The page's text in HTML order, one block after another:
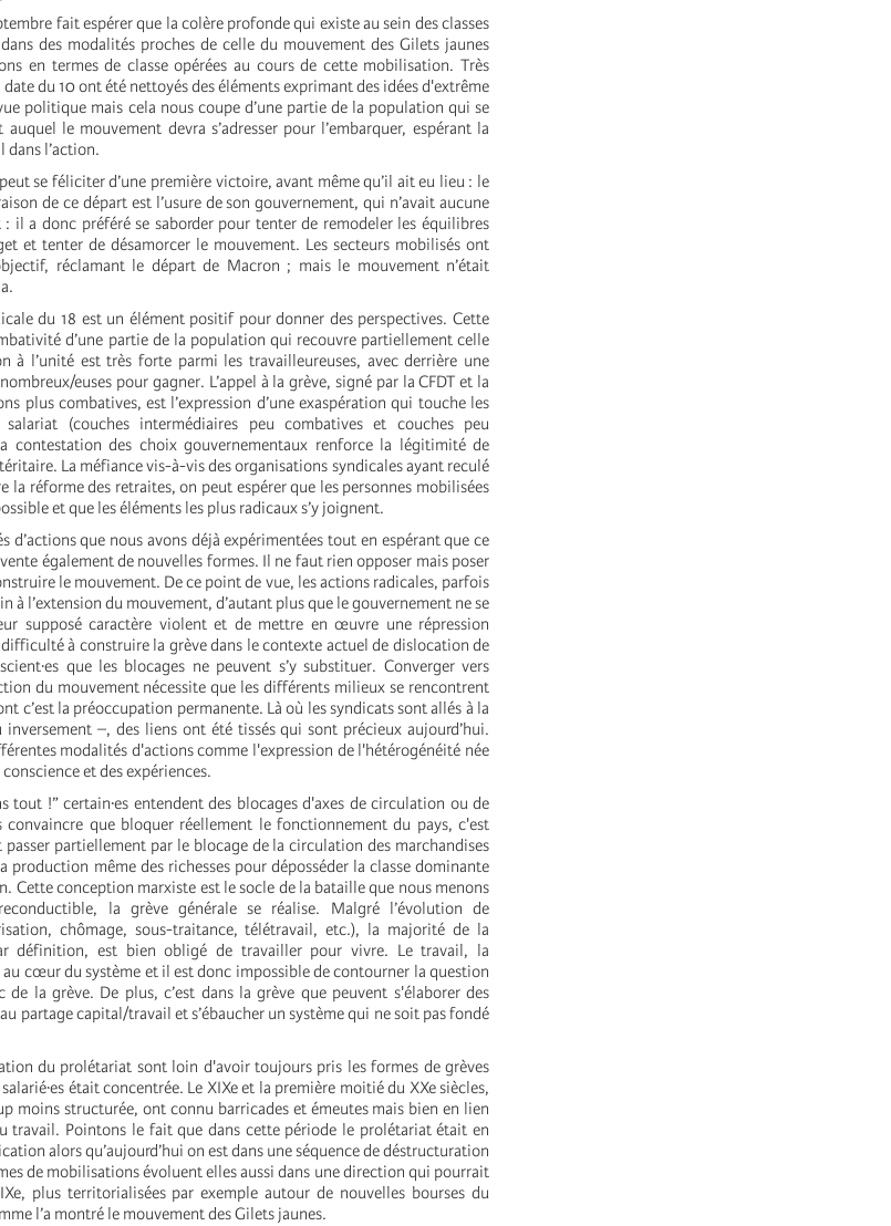
fait espérer que la colère profonde qui existe au sein des classes
des modalités proches de celle du mouvement des Gilets jaunes
en termes de classe opérées au cours de cette mobilisation. Très
du 10 ont été nettoyés des éléments exprimant des idées d'extrême
politique mais cela nous coupe d’une partie de la population qui se
le mouvement devra s’adresser pour l’embarquer, espérant la
dans l’action.
se féliciter d’une première victoire, avant même qu’il ait eu lieu : le
de ce départ est l’usure de son gouvernement, qui n’avait aucune
il a donc préféré se saborder pour tenter de remodeler les équilibres
et tenter de désamorcer le mouvement. Les secteurs mobilisés ont
réclamant le départ de Macron ; mais le mouvement n’était
du 18 est un élément positif pour donner des perspectives. Cette
d’une partie de la population qui recouvre partiellement celle
à l’unité est très forte parmi les travailleureuses, avec derrière une
euses pour gagner. L’appel à la grève, signé par la CFDT et la
plus combatives, est l’expression d’une exaspération qui touche les
(couches intermédiaires peu combatives et couches peu
contestation des choix gouvernementaux renforce la légitimité de
La méfiance vis-à-vis des organisations syndicales ayant reculé
la réforme des retraites, on peut espérer que les personnes mobilisées
et que les éléments les plus radicaux s’y joignent.
d’actions que nous avons déjà expérimentées tout en espérant que ce
également de nouvelles formes. Il ne faut rien opposer mais poser
le mouvement. De ce point de vue, les actions radicales, parfois
à l’extension du mouvement, d’autant plus que le gouvernement ne se
supposé caractère violent et de mettre en œuvre une répression
à construire la grève dans le contexte actuel de dislocation de
que les blocages ne peuvent s’y substituer. Converger vers
du mouvement nécessite que les différents milieux se rencontrent
c’est la préoccupation permanente. Là où les syndicats sont allés à la
–, des liens ont été tissés qui sont précieux aujourd’hui.
modalités d'actions comme l'expression de l'hétérogénéité née
et des expériences.
tout !” certain·es entendent des blocages d'axes de circulation ou de
convaincre que bloquer réellement le fonctionnement du pays, c'est
partiellement par le blocage de la circulation des marchandises
production même des richesses pour déposséder la classe dominante
Cette conception marxiste est le socle de la bataille que nous menons
la grève générale se réalise. Malgré l’évolution de
chômage, sous-traitance, télétravail, etc.), la majorité de la
définition, est bien obligé de travailler pour vivre. Le travail, la
cœur du système et il est donc impossible de contourner la question
la grève. De plus, c’est dans la grève que peuvent s'élaborer des
partage capital/travail et s’ébaucher un système qui ne soit pas fondé
du prolétariat sont loin d'avoir toujours pris les formes de grèves
était concentrée. Le XIXe et la première moitié du XXe siècles,
moins structurée, ont connu barricades et émeutes mais bien en lien
travail. Pointons le fait que dans cette période le prolétariat était en
alors qu’aujourd’hui on est dans une séquence de déstructuration
de mobilisations évoluent elles aussi dans une direction qui pourrait
plus territorialisées par exemple autour de nouvelles bourses du
l’a montré le mouvement des Gilets jaunes.